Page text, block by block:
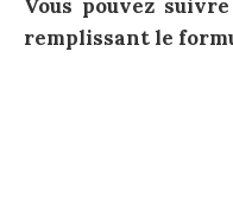
Vous pouvez
remplissant le